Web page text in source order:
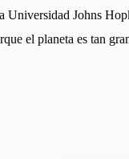
Johns
el planeta es tan